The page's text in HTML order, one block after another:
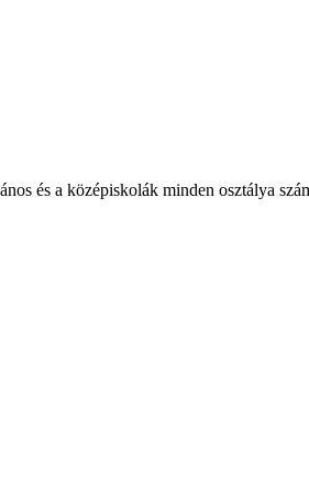
és a középiskolák minden osztálya